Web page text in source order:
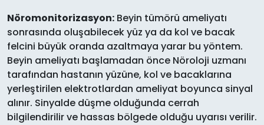
Nöromonitorizasyon: Beyin tümörü ameliyatı
sonrasında oluşabilecek yüz ya da kol ve bacak
felcini büyük oranda azaltmaya yarar bu yöntem.
Beyin ameliyatı başlamadan önce Nöroloji uzmanı
tarafından hastanın yüzüne, kol ve bacaklarına
yerleştirilen elektrotlardan ameliyat boyunca sinyal
alınır. Sinyalde düşme olduğunda cerrah
bilgilendirilir ve hassas bölgede olduğu uyarısı verilir.